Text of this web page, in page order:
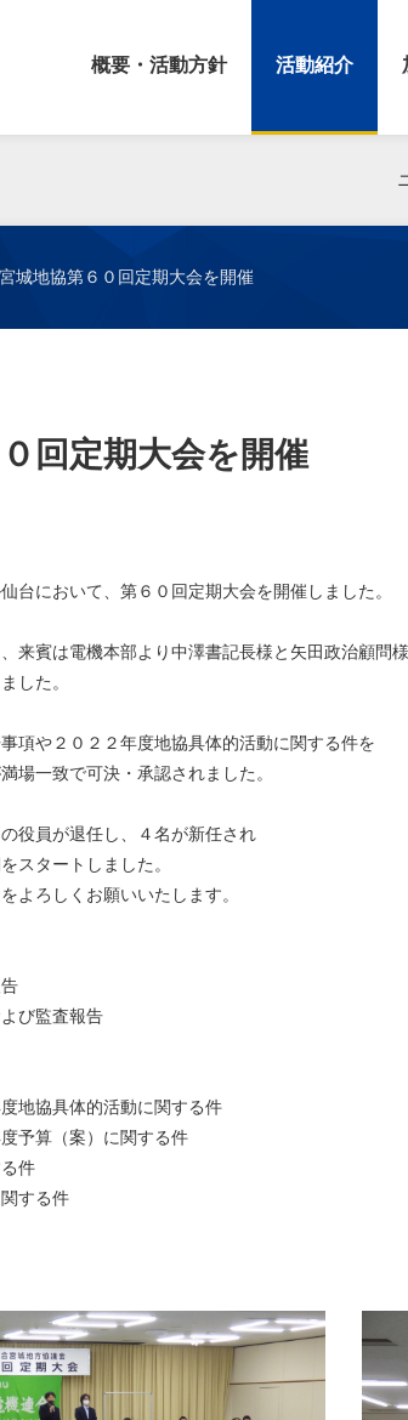
概要・活動方針 活動紹介
宮城地協第６０回定期大会を開催
回定期大会を開催
台において、第６０回定期大会を開催しました。
来賓は電機本部より中澤書記長様と矢田政治顧問様
した。
項や２０２２年度地協具体的活動に関する件を
場一致で可決・承認されました。
役員が退任し、４名が新任され
スタートしました。
よろしくお願いいたします。
び監査報告
地協具体的活動に関する件
予算（案）に関する件
件
する件